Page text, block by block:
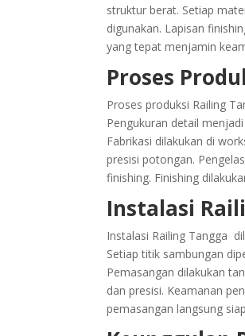
struktur berat. Setiap
digunakan. Lapisan
yang tepat menjamin
Proses
Proses produksi Railing
Pengukuran detail
Fabrikasi dilakukan di
presisi potongan.
finishing. Finishing
Instalasi
Instalasi Railing Tangga
Setiap titik sambungan
Pemasangan dilakukan
dan presisi. Keamanan
pemasangan langsung